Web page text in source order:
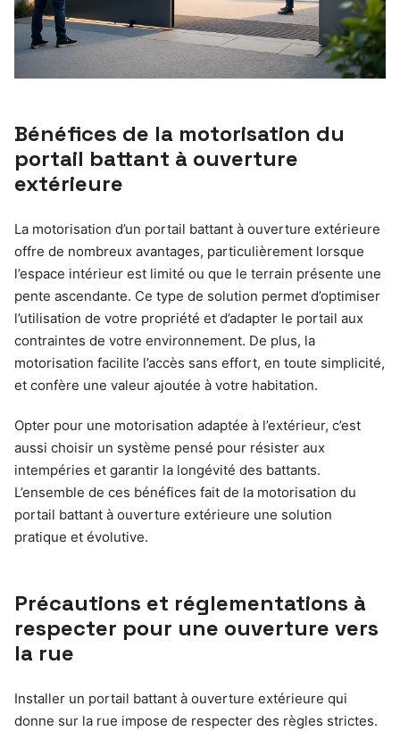
Bénéfices de la motorisation du
portail battant à ouverture
extérieure
La motorisation d’un portail battant à ouverture extérieure
offre de nombreux avantages, particulièrement lorsque
l’espace intérieur est limité ou que le terrain présente une
pente ascendante. Ce type de solution permet d’optimiser
l’utilisation de votre propriété et d’adapter le portail aux
contraintes de votre environnement. De plus, la
motorisation facilite l’accès sans effort, en toute simplicité,
et confère une valeur ajoutée à votre habitation.
Opter pour une motorisation adaptée à l’extérieur, c’est
aussi choisir un système pensé pour résister aux
intempéries et garantir la longévité des battants.
L’ensemble de ces bénéfices fait de la motorisation du
portail battant à ouverture extérieure une solution
pratique et évolutive.
Précautions et réglementations à
respecter pour une ouverture vers
la rue
Installer un portail battant à ouverture extérieure qui
donne sur la rue impose de respecter des règles strictes.